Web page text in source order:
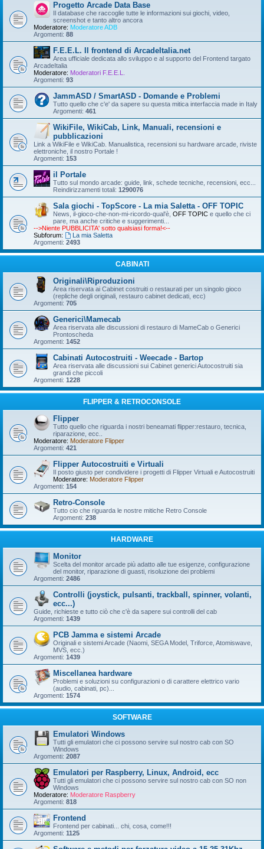
Progetto Arcade Data Base
Il database che raccoglie tutte le informazioni sui giochi, video,
screenshot e tanto altro ancora
Moderatore: Moderatore ADB
Argomenti: 88
F.E.E.L. Il frontend di ArcadeItalia.net
Area ufficiale dedicata allo sviluppo e al supporto del Frontend targato
ArcadeItalia
Moderatore: Moderatori F.E.E.L.
Argomenti: 93
JammASD / SmartASD - Domande e Problemi
Tutto quello che c'e' da sapere su questa mitica interfaccia made in Italy
Argomenti: 461
WikiFile, WikiCab, Link, Manuali, recensioni e
pubblicazioni
Link a WikiFile e WikiCab. Manualistica, recensioni su hardware arcade, riviste
elettroniche, il nostro Portale !
Argomenti: 153
il Portale
Tutto sul mondo arcade: guide, link, schede tecniche, recensioni, ecc...
Reindirizzamenti totali: 1290076
Sala giochi - TopScore - La mia Saletta - OFF TOPIC
News, il-gioco-che-non-mi-ricordo-qual'è, OFF TOPIC e quello che ci
pare, ma anche critiche e suggerimenti...
-->Niente PUBBLICITA' sotto qualsiasi forma!<--
Subforum:
La mia Saletta
Argomenti: 2493
CABINATI
Originali\Riproduzioni
Area riservata ai Cabinet costruiti o restaurati per un singolo gioco
(repliche degli originali, restauro cabinet dedicati, ecc)
Argomenti: 705
Generici\Mamecab
Area riservata alle discussioni di restauro di MameCab o Generici
Prontoscheda
Argomenti: 1452
Cabinati Autocostruiti - Weecade - Bartop
Area riservata alle discussioni sui Cabinet generici Autocostruiti sia
grandi che piccoli
Argomenti: 1228
FLIPPER & RETROCONSOLE
Flipper
Tutto quello che riguarda i nostri beneamati flipper:restauro, tecnica,
riparazione, ecc..
Moderatore: Moderatore Flipper
Argomenti: 421
Flipper Autocostruiti e Virtuali
Il posto giusto per condividere i progetti di Flipper Virtuali e Autocostruiti
Moderatore: Moderatore Flipper
Argomenti: 154
Retro-Console
Tutto cio che riguarda le nostre mitiche Retro Console
Argomenti: 238
HARDWARE
Monitor
Scelta del monitor arcade più adatto alle tue esigenze, configurazione
del monitor, riparazione di guasti, risoluzione dei problemi
Argomenti: 2486
Controlli (joystick, pulsanti, trackball, spinner, volanti,
ecc...)
Guide, richieste e tutto ciò che c'è da sapere sui controlli del cab
Argomenti: 1439
PCB Jamma e sistemi Arcade
Originali e sistemi Arcade (Naomi, SEGA Model, Triforce, Atomiswave,
MVS, ecc.)
Argomenti: 1439
Miscellanea hardware
Problemi e soluzioni su configurazioni o di carattere elettrico vario
(audio, cabinati, pc)...
Argomenti: 1574
SOFTWARE
Emulatori Windows
Tutti gli emulatori che ci possono servire sul nostro cab con SO
Windows
Argomenti: 2087
Emulatori per Raspberry, Linux, Android, ecc
Tutti gli emulatori che ci possono servire sul nostro cab con SO non
Windows
Moderatore: Moderatore Raspberry
Argomenti: 818
Frontend
Frontend per cabinati... chi, cosa, come!!!
Argomenti: 1125